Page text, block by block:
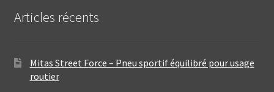
Articles récents
Mitas Street Force – Pneu sportif équilibré pour usage
routier